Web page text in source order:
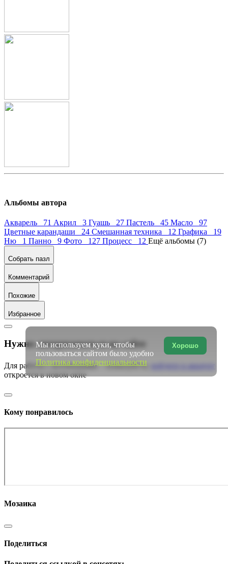
Альбомы автора
Акварель 71 Акрил 3 Гуашь 27 Пастель 45 Масло 97
Цветные карандаши 24 Смешанная техника 12 Графика 19
Ню 1 Панно 9 Фото 127 Процесс 12 Ещё альбомы (7)
Собрать пазл
Комментарий
Похожие
Избранное
Нужно авторизоваться на сайте
Для работы с коллекциями – пожалуйста,
войдите в аккаунт
откроется в новом окне
Кому понравилось
Мозаика
Поделиться
Хорошо
Мы используем куки, чтобы
пользоваться сайтом было удобно
Политика конфиденциальности